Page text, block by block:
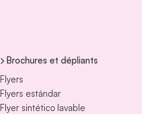
Brochures et dépliants
Flyers
Flyers estándar
Flyer sintético lavable